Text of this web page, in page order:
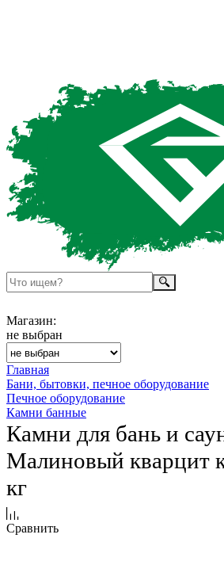
Магазин:
не выбран
Главная
Бани, бытовки, печное оборудование
Печное оборудование
Камни банные
Камни для бань и
Малиновый кварцит
кг
Сравнить